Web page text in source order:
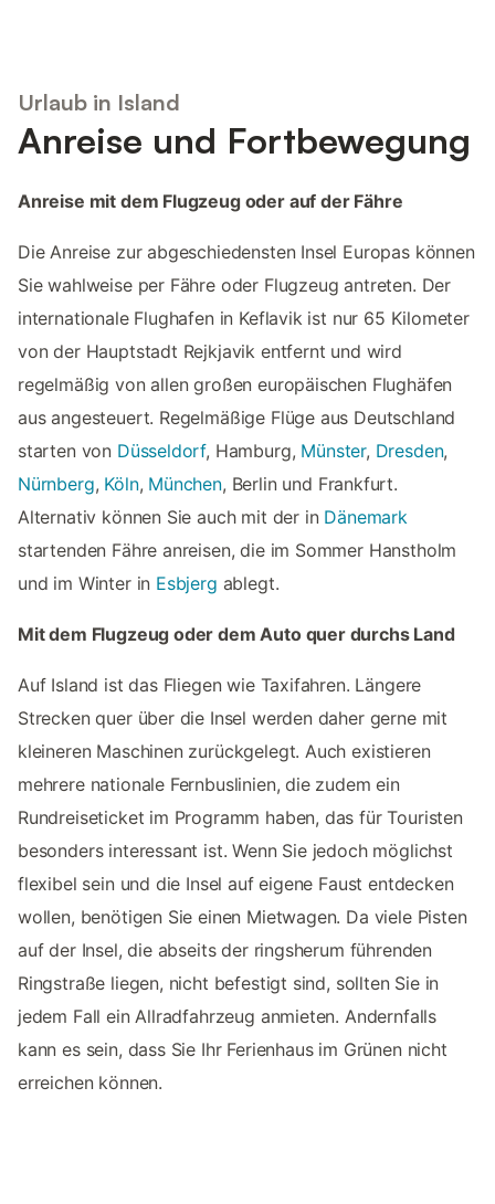
Urlaub in Island
Anreise und Fortbewegung
Anreise mit dem Flugzeug oder auf der Fähre
Die Anreise zur abgeschiedensten Insel Europas können
Sie wahlweise per Fähre oder Flugzeug antreten. Der
internationale Flughafen in Keflavik ist nur 65 Kilometer
von der Hauptstadt Rejkjavik entfernt und wird
regelmäßig von allen großen europäischen Flughäfen
aus angesteuert. Regelmäßige Flüge aus Deutschland
starten von Düsseldorf, Hamburg, Münster, Dresden,
Nürnberg, Köln, München, Berlin und Frankfurt.
Alternativ können Sie auch mit der in Dänemark
startenden Fähre anreisen, die im Sommer Hanstholm
und im Winter in Esbjerg ablegt.
Mit dem Flugzeug oder dem Auto quer durchs Land
Auf Island ist das Fliegen wie Taxifahren. Längere
Strecken quer über die Insel werden daher gerne mit
kleineren Maschinen zurückgelegt. Auch existieren
mehrere nationale Fernbuslinien, die zudem ein
Rundreiseticket im Programm haben, das für Touristen
besonders interessant ist. Wenn Sie jedoch möglichst
flexibel sein und die Insel auf eigene Faust entdecken
wollen, benötigen Sie einen Mietwagen. Da viele Pisten
auf der Insel, die abseits der ringsherum führenden
Ringstraße liegen, nicht befestigt sind, sollten Sie in
jedem Fall ein Allradfahrzeug anmieten. Andernfalls
kann es sein, dass Sie Ihr Ferienhaus im Grünen nicht
erreichen können.